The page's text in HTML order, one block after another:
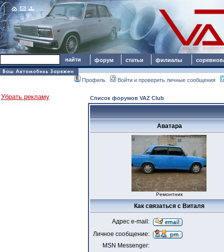
форум статьи филиалы
Профиль Войти и проверить личные сообщения
Убрать рекламу Список форумов VAZ Club
Аватара
Ремонтник
Как связаться с Виталя
Адрес e-mail:
Личное сообщение:
MSN Messenger: